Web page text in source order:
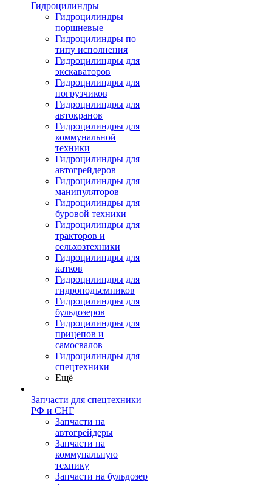
Гидроцилиндры
Гидроцилиндры
поршневые
Гидроцилиндры по
типу исполнения
Гидроцилиндры для
экскаваторов
Гидроцилиндры для
погрузчиков
Гидроцилиндры для
автокранов
Гидроцилиндры для
коммунальной
техники
Гидроцилиндры для
автогрейдеров
Гидроцилиндры для
манипуляторов
Гидроцилиндры для
буровой техники
Гидроцилиндры для
тракторов и
сельхозтехники
Гидроцилиндры для
катков
Гидроцилиндры для
гидроподъемников
Гидроцилиндры для
бульдозеров
Гидроцилиндры для
прицепов и
самосвалов
Гидроцилиндры для
спецтехники
Ещё
Запчасти для спецтехники
РФ и СНГ
Запчасти на
автогрейдеры
Запчасти на
коммунальную
технику
Запчасти на бульдозер